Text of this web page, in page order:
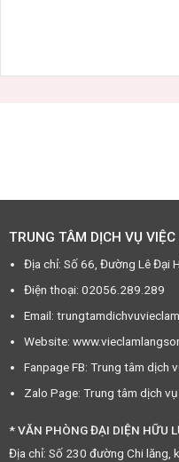
TRUNG TÂM DỊCH VỤ
Địa chỉ: Số 66, Đường Lê Đại
Điện thoại: 02056.289.289
Email:
Website:
Fanpage FB: Trung tâm dịch
Zalo Page: Trung tâm dịch
* VĂN PHÒNG ĐẠI DIỆN HỮU
Địa chỉ: Số 230 đường Chi lăng,